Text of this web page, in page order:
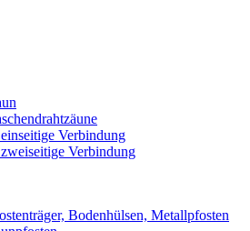
Verbindung
Verbindung
Bodenhülsen, Metallpfosten